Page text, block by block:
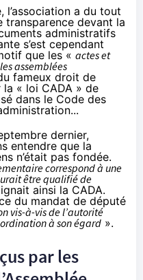
l’association a du tout
transparence devant la
administratifs
s’est cependant
que les « actes et
assemblées
fameux droit de
« loi CADA » de
dans le Code des
...
dernier,
entendre que la
n’était pas fondée.
correspond à une
être qualifié de
ainsi la CADA.
du mandat de député
vis-à-vis de l’autorité
à son égard ».
par les